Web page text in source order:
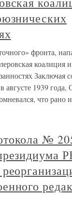
фронта,
коалиция
Заключая
августе 1939
что рано
№